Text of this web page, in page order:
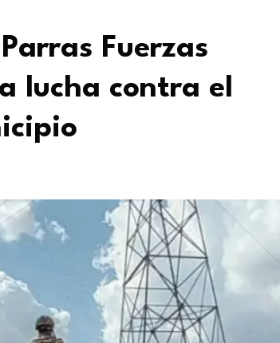
Fuerzas
lucha contra el